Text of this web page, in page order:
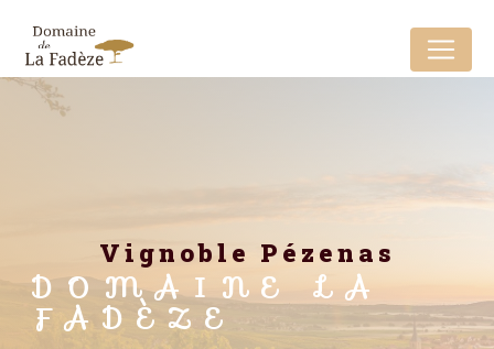
vignoble Pézenas
DOMAINE LA
FADÈZE